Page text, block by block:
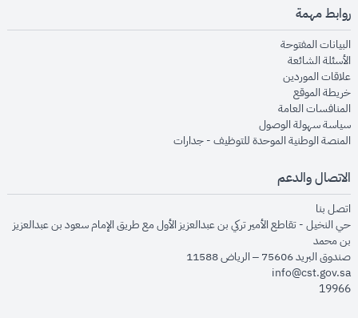
روابط مهمة
البيانات المفتوحةopens in new window
الأسئلة الشائعةopens in new window
علاقات الموردينopens in new window
خريطة الموقعopens in new window
المنافسات العامةopens in new window
سياسة سهولة الوصولopens in new window
المنصة الوطنية الموحدة للتوظيف - جداراتopens in new window
الاتصال والدعم
اتصل بنا
حي النخيل - تقاطع الأمير تركي بن عبدالعزيز الأول مع طريق الإمام سعود بن عبدالعزيز
بن محمد
صندوق البريد 75606 – الرياض 11588
info@cst.gov.sa
19966